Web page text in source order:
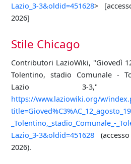
Lazio_3-3&oldid=451628>
2026]
Stile Chicago
Contributori LazioWiki, "Giovedì
Tolentino, stadio Comunale -
Lazio 3-
https://www.laziowiki.org/w/
_Tolentino,_stadio_Comunale_-
Lazio_3-3&oldid=451628
2026).